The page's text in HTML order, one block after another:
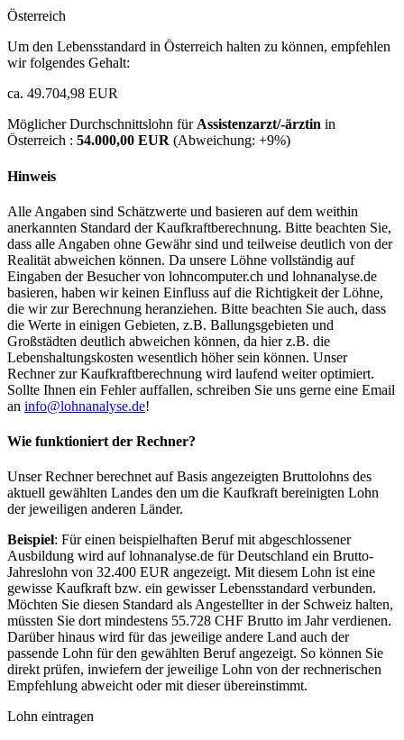
Österreich
Um den Lebensstandard in Österreich halten zu können, empfehlen
wir folgendes Gehalt:
ca. 49.704,98 EUR
Möglicher Durchschnittslohn fürAssistenzarzt/-ärztin in
Österreich : 54.000,00 EUR (Abweichung: +9%)
Hinweis
Alle Angaben sind Schätzwerte und basieren auf dem weithin
anerkannten Standard der Kaufkraftberechnung. Bitte beachten Sie,
dass alle Angaben ohne Gewähr sind und teilweise deutlich von der
Realität abweichen können. Da unsere Löhne vollständig auf
Eingaben der Besucher von lohncomputer.ch und lohnanalyse.de
basieren, haben wir keinen Einfluss auf die Richtigkeit der Löhne,
die wir zur Berechnung heranziehen. Bitte beachten Sie auch, dass
die Werte in einigen Gebieten, z.B. Ballungsgebieten und
Großstädten deutlich abweichen können, da hier z.B. die
Lebenshaltungskosten wesentlich höher sein können. Unser
Rechner zur Kaufkraftberechnung wird laufend weiter optimiert.
Sollte Ihnen ein Fehler auffallen, schreiben Sie uns gerne eine Email
an info@lohnanalyse.de!
Wie funktioniert der Rechner?
Unser Rechner berechnet auf Basis angezeigten Bruttolohns des
aktuell gewählten Landes den um die Kaufkraft bereinigten Lohn
der jeweiligen anderen Länder.
Beispiel: Für einen beispielhaften Beruf mit abgeschlossener
Ausbildung wird auf lohnanalyse.de für Deutschland ein Brutto-
Jahreslohn von 32.400 EUR angezeigt. Mit diesem Lohn ist eine
gewisse Kaufkraft bzw. ein gewisser Lebensstandard verbunden.
Möchten Sie diesen Standard als Angestellter in der Schweiz halten,
müssten Sie dort mindestens 55.728 CHF Brutto im Jahr verdienen.
Darüber hinaus wird für das jeweilige andere Land auch der
passende Lohn für den gewählten Beruf angezeigt. So können Sie
direkt prüfen, inwiefern der jeweilige Lohn von der rechnerischen
Empfehlung abweicht oder mit dieser übereinstimmt.
Lohn eintragen